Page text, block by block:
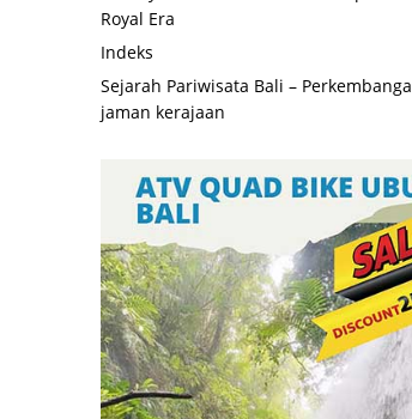
Royal Era
Indeks
Sejarah Pariwisata Bali –
jaman kerajaan